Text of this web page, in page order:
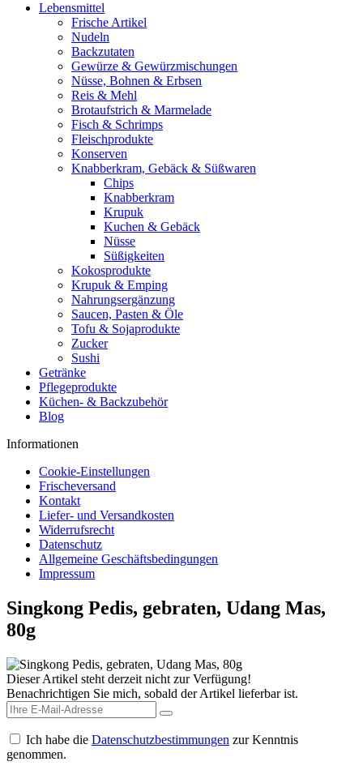
Lebensmittel
Frische Artikel
Nudeln
Backzutaten
Gewürze & Gewürzmischungen
Nüsse, Bohnen & Erbsen
Reis & Mehl
Brotaufstrich & Marmelade
Fisch & Schrimps
Fleischprodukte
Konserven
Knabberkram, Gebäck & Süßwaren
Chips
Knabberkram
Krupuk
Kuchen & Gebäck
Nüsse
Süßigkeiten
Kokosprodukte
Krupuk & Emping
Nahrungsergänzung
Saucen, Pasten & Öle
Tofu & Sojaprodukte
Zucker
Sushi
Getränke
Pflegeprodukte
Küchen- & Backzubehör
Blog
Informationen
Cookie-Einstellungen
Frischeversand
Kontakt
Liefer- und Versandkosten
Widerrufsrecht
Datenschutz
Allgemeine Geschäftsbedingungen
Impressum
Singkong Pedis, gebraten, Udang Mas,
80g
Dieser Artikel steht derzeit nicht zur Verfügung!
Benachrichtigen Sie mich, sobald der Artikel lieferbar ist.
Ich habe die Datenschutzbestimmungen zur Kenntnis
genommen.